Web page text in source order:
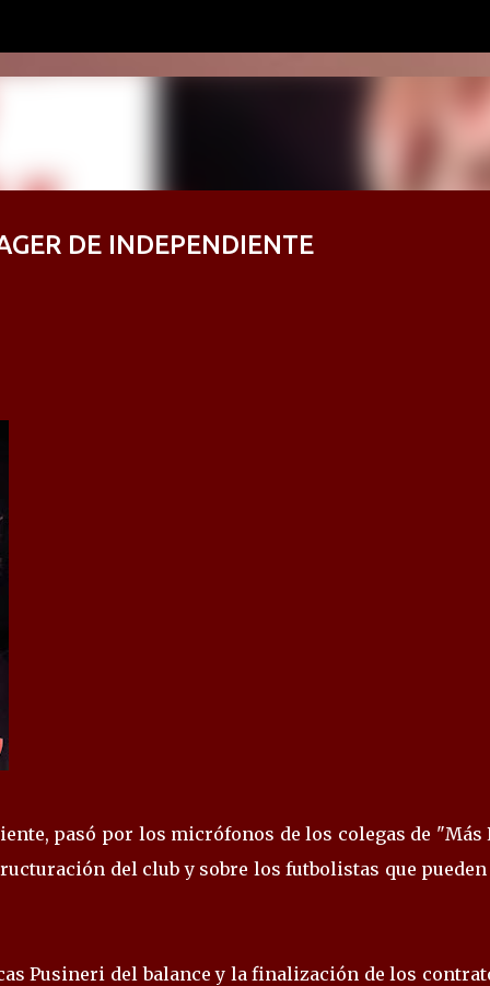
DE INDEPENDIENTE
pasó por los micrófonos de los colegas de "Más
del club y sobre los futbolistas que
Pusineri del balance y la finalización de los